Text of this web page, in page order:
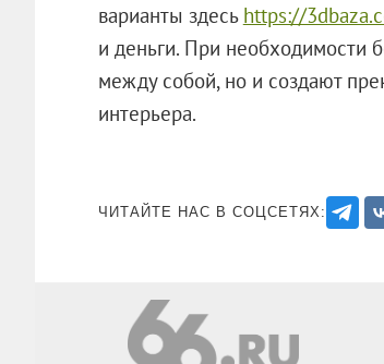
варианты здесь https://
и деньги. При необходимости
между собой, но и создают
интерьера.
ЧИТАЙТЕ НАС В СОЦСЕТЯХ: